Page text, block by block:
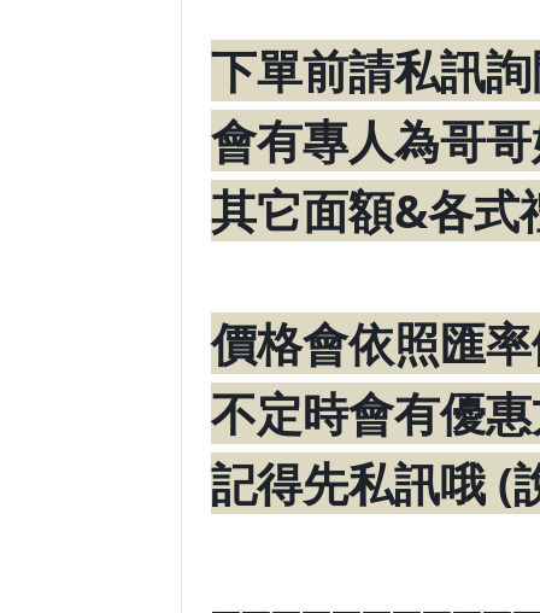
下單前請私訊
會有專人為哥
其它面額&各式
價格會依照匯
不定時會有優
記得先私訊哦 (